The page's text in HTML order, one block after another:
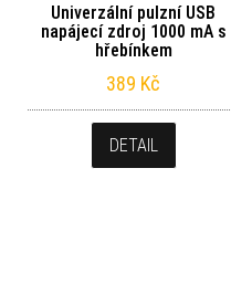
Univerzální pulzní USB
napájecí zdroj 1000 mA s
hřebínkem
389 Kč
DETAIL